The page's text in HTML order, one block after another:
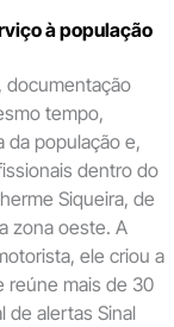
à população
documentação
tempo,
da população e,
dentro do
Siqueira, de
zona oeste. A
ele criou a
reúne mais de 30
de alertas Sinal